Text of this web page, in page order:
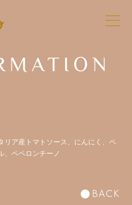
リア産トマトソース、にんにく、ペ
、ペペロンチーノ
BACK